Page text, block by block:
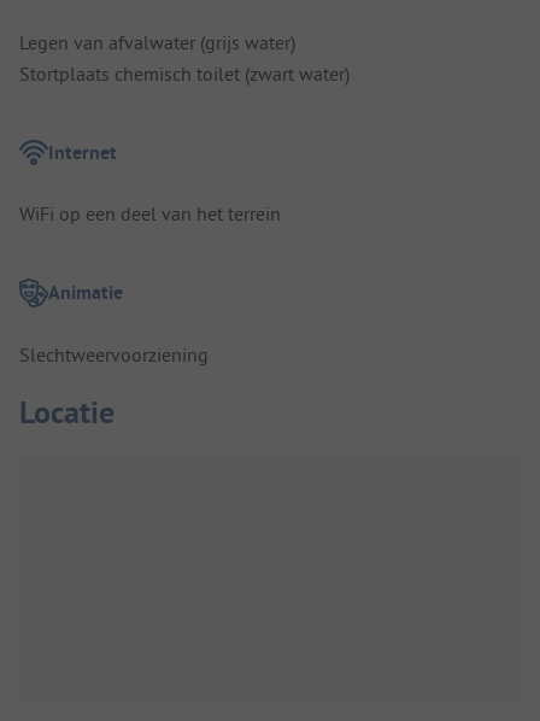
Legen van afvalwater (grijs water)
Stortplaats chemisch toilet (zwart water)
Internet
WiFi op een deel van het terrein
Animatie
Slechtweervoorziening
Locatie